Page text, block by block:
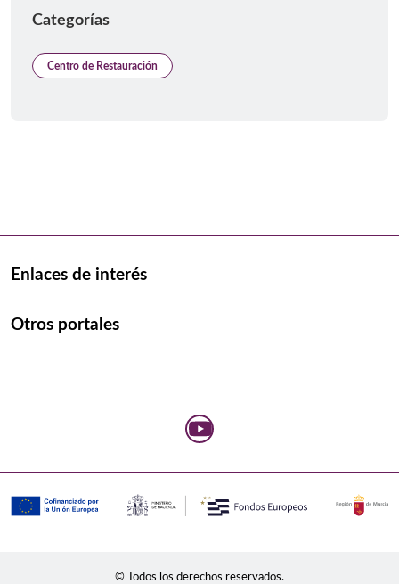
Categorías
Centro de Restauración
Enlaces de interés
Otros portales
© Todos los derechos reservados.